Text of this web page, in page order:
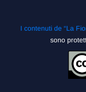
I contenuti de “La
sono